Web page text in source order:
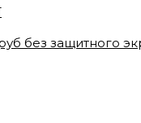
без защитного